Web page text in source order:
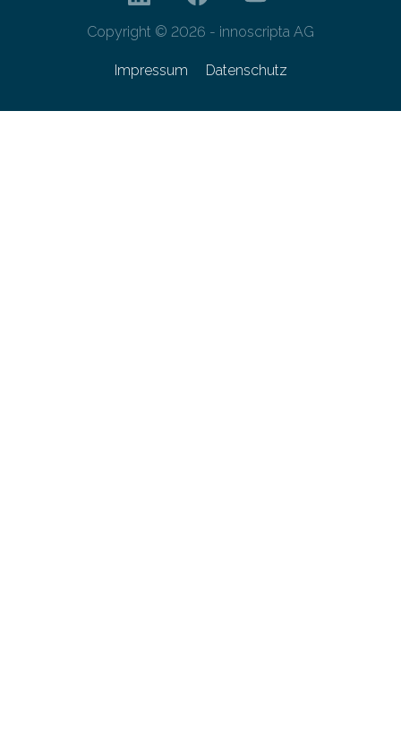
Copyright © 2026 - innoscripta AG
Impressum Datenschutz